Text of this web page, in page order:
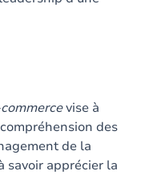
vise à
des
de la
savoir apprécier la